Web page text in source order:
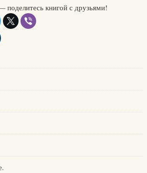
поделитесь книгой с друзьями!